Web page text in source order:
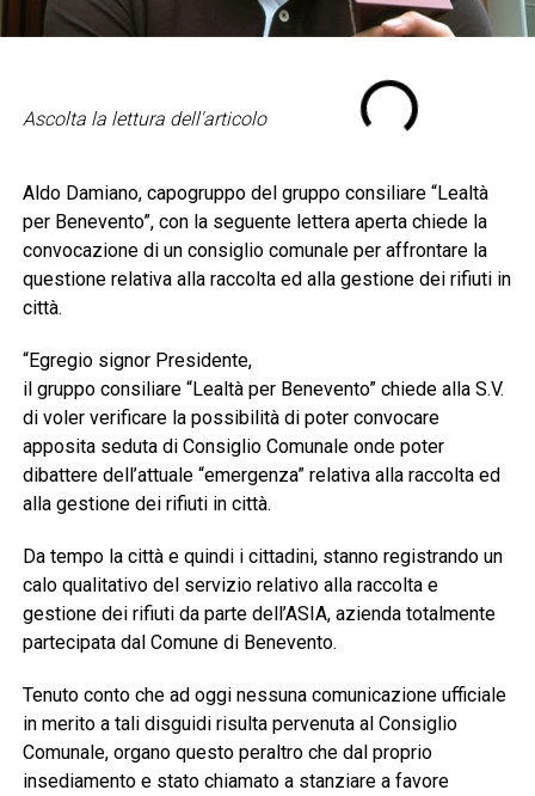
Ascolta la lettura dell'articolo
Aldo Damiano, capogruppo del gruppo consiliare “Lealtà
per Benevento”, con la seguente lettera aperta chiede la
convocazione di un consiglio comunale per affrontare la
questione relativa alla raccolta ed alla gestione dei rifiuti in
città.
“Egregio signor Presidente,
il gruppo consiliare “Lealtà per Benevento” chiede alla S.V.
di voler verificare la possibilità di poter convocare
apposita seduta di Consiglio Comunale onde poter
dibattere dell’attuale “emergenza” relativa alla raccolta ed
alla gestione dei rifiuti in città.
Da tempo la città e quindi i cittadini, stanno registrando un
calo qualitativo del servizio relativo alla raccolta e
gestione dei rifiuti da parte dell’ASIA, azienda totalmente
partecipata dal Comune di Benevento.
Tenuto conto che ad oggi nessuna comunicazione ufficiale
in merito a tali disguidi risulta pervenuta al Consiglio
Comunale, organo questo peraltro che dal proprio
insediamento e stato chiamato a stanziare a favore